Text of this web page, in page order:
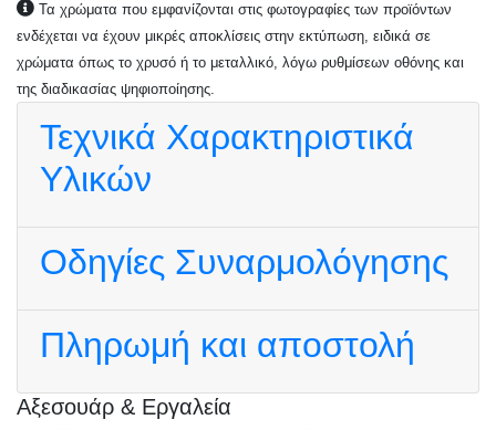
Τα χρώματα που εμφανίζονται στις φωτογραφίες των προϊόντων
ενδέχεται να έχουν μικρές αποκλίσεις στην εκτύπωση, ειδικά σε
χρώματα όπως το χρυσό ή το μεταλλικό, λόγω ρυθμίσεων οθόνης και
της διαδικασίας ψηφιοποίησης.
Τεχνικά Χαρακτηριστικά
Υλικών
Οδηγίες Συναρμολόγησης
Πληρωμή και αποστολή
Αξεσουάρ & Εργαλεία